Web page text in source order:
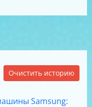
Очистить историю
Samsung: